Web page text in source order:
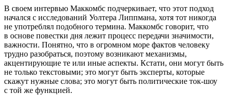
В своем интервью Маккомбс подчеркивает, что этот подход
начался с исследований Уолтера Липпмана, хотя тот никогда
не употреблял подобного термина. Маккомбс говорит, что
в основе повестки дня лежит процесс передачи значимости,
важности. Понятно, что в огромном море фактов человеку
трудно разобраться, поэтому возникают механизмы,
акцентирующие те или иные аспекты. Кстати, они могут быть
не только текстовыми; это могут быть эксперты, которые
скажут нужные слова; это могут быть политические ток-шоу
с той же функцией.